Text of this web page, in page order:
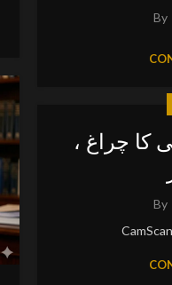
By
کا چراغ ،
By